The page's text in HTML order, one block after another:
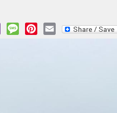
Viber MessagePinterest
Email